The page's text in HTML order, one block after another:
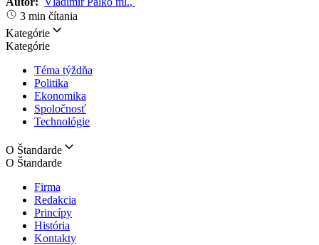
3 min čítania
Kategórie
Kategórie
Téma týždňa
Politika
Ekonomika
Spoločnosť
Technológie
O Štandarde
O Štandarde
Firma
Redakcia
Princípy
História
Kontakty